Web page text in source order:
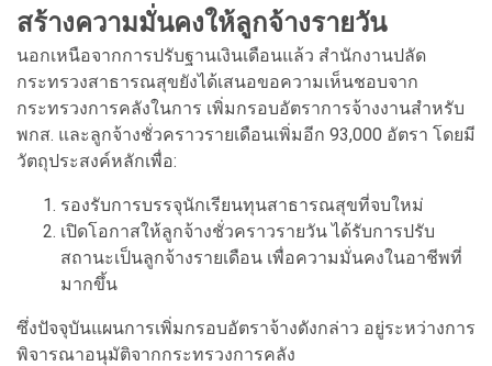
สร้างความมั่นคงให้ลูกจ้างรายวัน
นอกเหนือจากการปรับฐานเงินเดือนแล้ว สำนักงานปลัด
กระทรวงสาธารณสุขยังได้เสนอขอความเห็นชอบจาก
กระทรวงการคลังในการ เพิ่มกรอบอัตราการจ้างงานสำหรับ
พกส. และลูกจ้างชั่วคราวรายเดือนเพิ่มอีก 93,000 อัตรา โดยมี
วัตถุประสงค์หลักเพื่อ:
รองรับการบรรจุนักเรียนทุนสาธารณสุขที่จบใหม่
เปิดโอกาสให้ลูกจ้างชั่วคราวรายวัน ได้รับการปรับ
สถานะเป็นลูกจ้างรายเดือน เพื่อความมั่นคงในอาชีพที่
มากขึ้น
ซึ่งปัจจุบันแผนการเพิ่มกรอบอัตราจ้างดังกล่าว อยู่ระหว่างการ
พิจารณาอนุมัติจากกระทรวงการคลัง